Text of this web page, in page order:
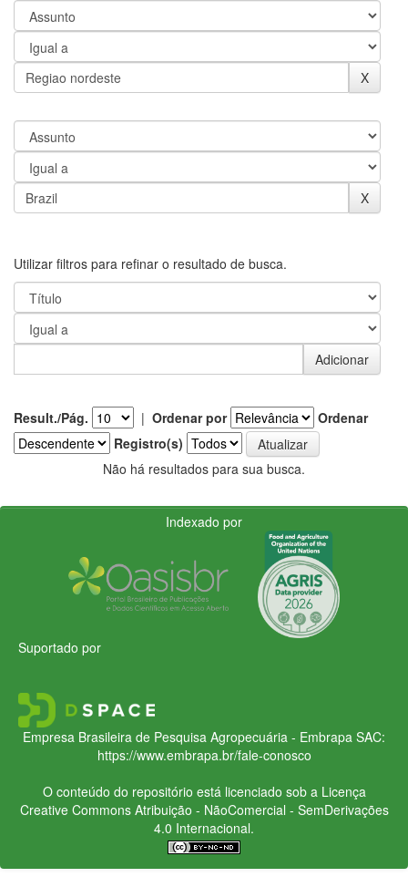
Utilizar filtros para refinar o resultado de busca.
Result./Pág. | Ordenar por
Ordenar
Registro(s)
Não há resultados para sua busca.
Indexado por
Suportado por
Empresa Brasileira de Pesquisa Agropecuária - Embrapa SAC:
https://www.embrapa.br/fale-conosco
O conteúdo do repositório está licenciado sob a Licença
Creative CommonsAtribuição - NãoComercial - SemDerivações
4.0 Internacional.